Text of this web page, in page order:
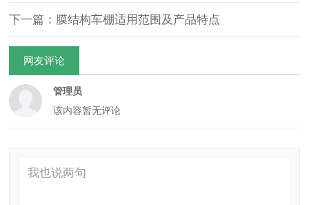
下一篇：膜结构车棚适用范围及产品特点
网友评论
管理员
该内容暂无评论